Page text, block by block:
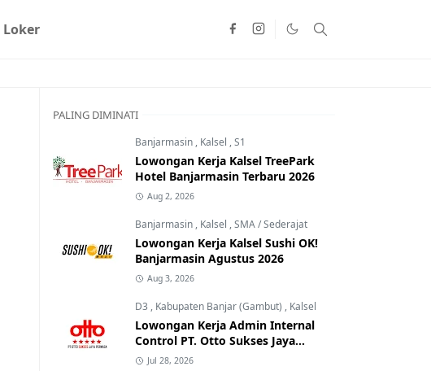
Loker
PALING DIMINATI
Banjarmasin , Kalsel ,S1
Lowongan Kerja Kalsel TreePark
Hotel Banjarmasin Terbaru 2026
Aug 2, 2026
Banjarmasin , Kalsel ,SMA / Sederajat
Lowongan Kerja Kalsel Sushi OK!
Banjarmasin Agustus 2026
Aug 3, 2026
D3 , Kabupaten Banjar (Gambut) , Kalsel
Lowongan Kerja Admin Internal
Control PT. Otto Sukses Jaya
Perkasa
Jul 28, 2026